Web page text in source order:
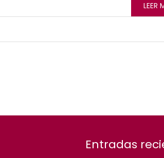
LEER
Entradas